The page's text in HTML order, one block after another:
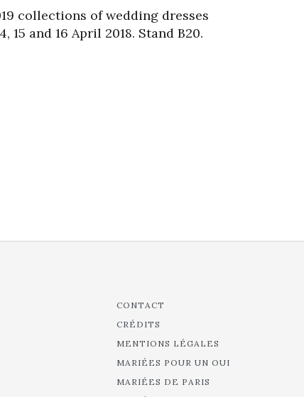
collections of wedding dresses
and 16 April 2018. Stand B20.
CONTACT
CRÉDITS
MENTIONS LÉGALES
MARIÉES POUR UN OUI
MARIÉES DE PARIS